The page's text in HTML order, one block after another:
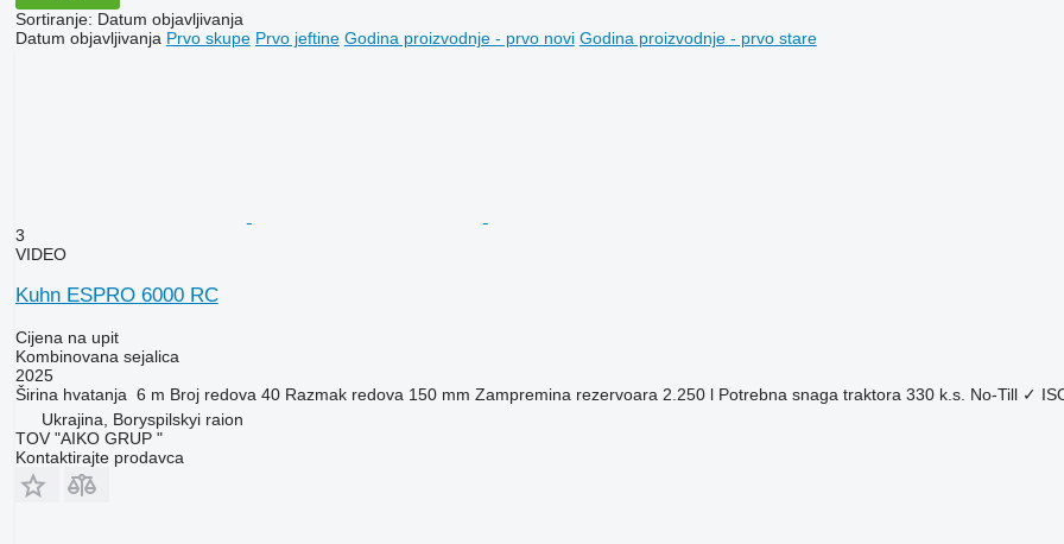
Sortiranje: Datum objavljivanja
Datum objavljivanja Prvo skupe Prvo jeftine Godina proizvodnje - prvo novi Godina proizvodnje - prvo stare
3
VIDEO
Kuhn ESPRO 6000 RC
Cijena na upit
Kombinovana sejalica
2025
Širina hvatanja 6 m Broj redova 40 Razmak redova 150 mm Zampremina rezervoara 2.250 l Potrebna snaga traktora 330 k.s. No-Till ✓
Ukrajina, Boryspilskyi raion
TOV "AIKO GRUP "
Kontaktirajte prodavca